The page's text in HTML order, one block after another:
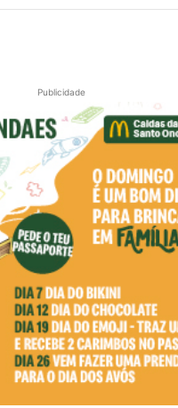
Publicidade